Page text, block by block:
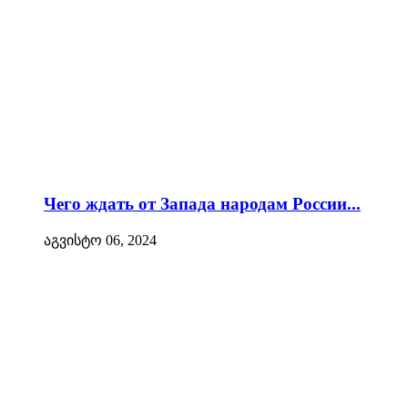
Чего ждать от Запада народам России...
აგვისტო 06, 2024